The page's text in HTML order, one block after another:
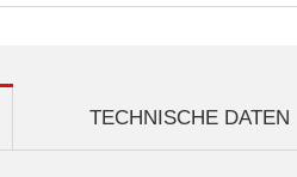
TECHNISCHE DATEN